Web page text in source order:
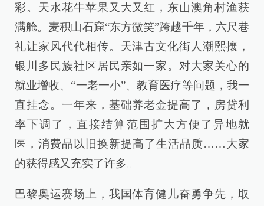
彩。天水花牛苹果又大又红，东山澳角村渔获
满舱。麦积山石窟“东方微笑”跨越千年，六尺巷
礼让家风代代相传。天津古文化街人潮熙攘，
银川多民族社区居民亲如一家。对大家关心的
就业增收、“一老一小”、教育医疗等问题，我一
直挂念。一年来，基础养老金提高了，房贷利
率下调了，直接结算范围扩大方便了异地就
医，消费品以旧换新提高了生活品质……大家
的获得感又充实了许多。
巴黎奥运赛场上，我国体育健儿奋勇争先，取